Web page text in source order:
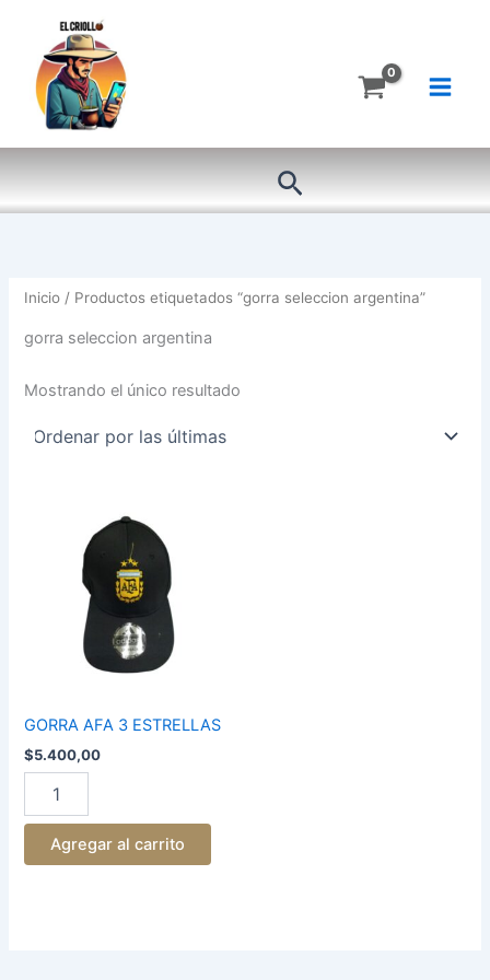
contenido
Buscar
Inicio / Productos etiquetados “gorra seleccion argentina”
gorra seleccion argentina
Mostrando el único resultado
GORRA AFA 3 ESTRELLAS
$5.400,00
ESTRELLAS
cantidad
Agregar al carrito